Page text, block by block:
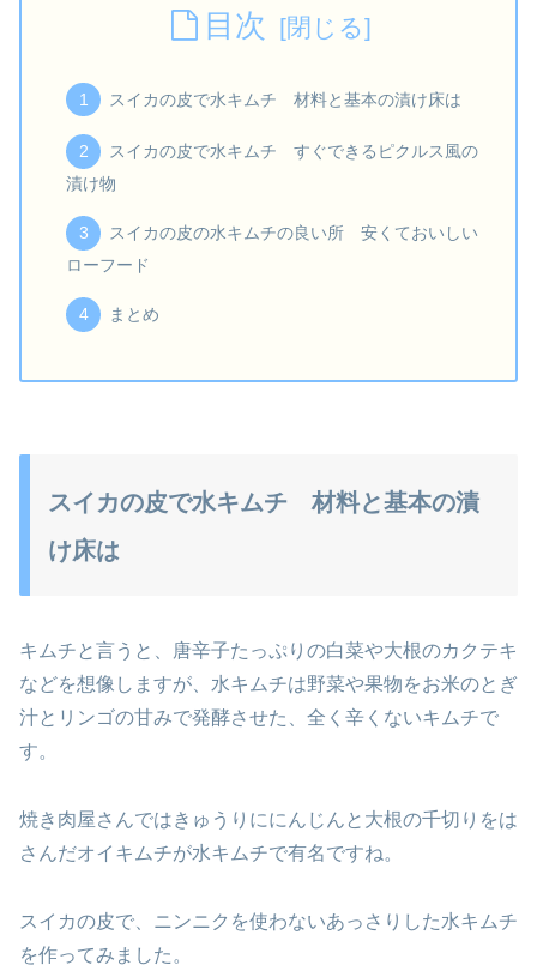
目次
スイカの皮で水キムチ 材料と基本の漬け床は
スイカの皮で水キムチ すぐできるピクルス風の
漬け物
スイカの皮の水キムチの良い所 安くておいしい
ローフード
まとめ
スイカの皮で水キムチ 材料と基本の漬
け床は
キムチと言うと、唐辛子たっぷりの白菜や大根のカクテキ
などを想像しますが、水キムチは野菜や果物をお米のとぎ
汁とリンゴの甘みで発酵させた、全く辛くないキムチで
す。
焼き肉屋さんではきゅうりににんじんと大根の千切りをは
さんだオイキムチが水キムチで有名ですね。
スイカの皮で、ニンニクを使わないあっさりした水キムチ
を作ってみました。